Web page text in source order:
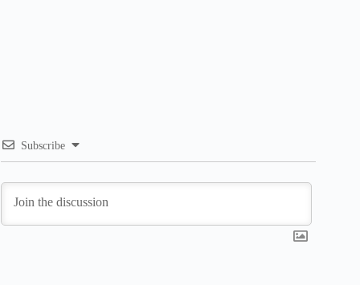
Subscribe